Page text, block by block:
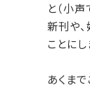
と（小
新刊や
ことにし
あくま